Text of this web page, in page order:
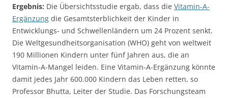
Ergebnis: Die Übersichtsstudie ergab, dass die Vitamin-A-
Ergänzung die Gesamtsterblichkeit der Kinder in
Entwicklungs- und Schwellenländern um 24 Prozent senkt.
Die Weltgesundheitsorganisation (WHO) geht von weltweit
190 Millionen Kindern unter fünf Jahren aus, die an
Vitamin-A-Mangel leiden. Eine Vitamin-A-Ergänzung könnte
damit jedes Jahr 600.000 Kindern das Leben retten, so
Professor Bhutta, Leiter der Studie. Das Forschungsteam